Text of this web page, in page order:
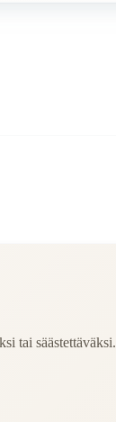
tai säästettäväksi.